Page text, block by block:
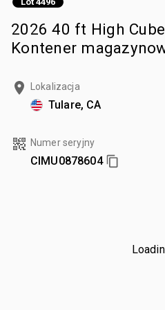
2026 40 ft High
Kontener
Lokalizacja
Tulare, CA
Numer seryjny
CIMU0878604